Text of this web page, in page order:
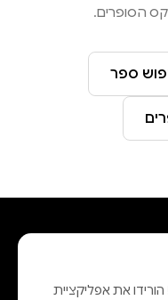
הסופרים.
ספר
את אפליקציית